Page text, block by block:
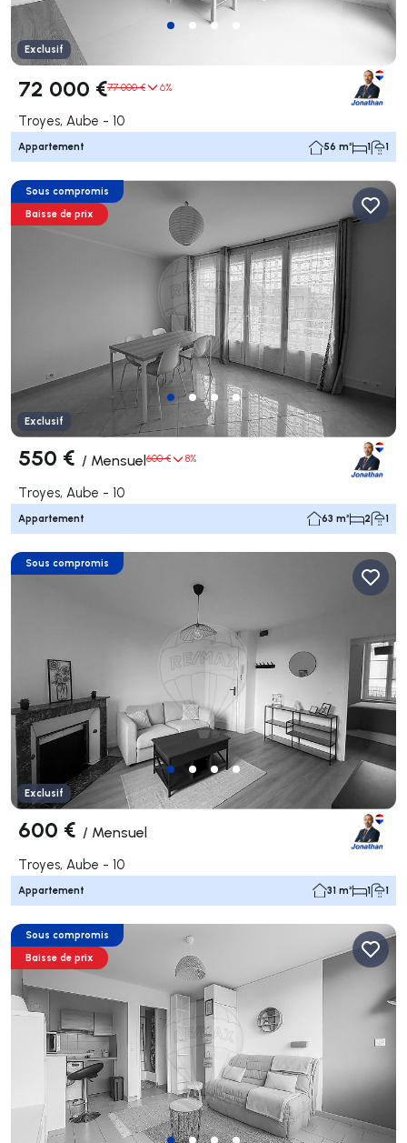
Exclusif
72 000 €77 000 € 6%
Troyes, Aube - 10
Appartement 56 m² 1 1
Sous compromis
Baisse de prix
Exclusif
550 € / Mensuel600 € 8%
Troyes, Aube - 10
Appartement 63 m² 2 1
Sous compromis
Exclusif
600 € / Mensuel
Troyes, Aube - 10
Appartement 31 m² 1 1
Sous compromis
Baisse de prix